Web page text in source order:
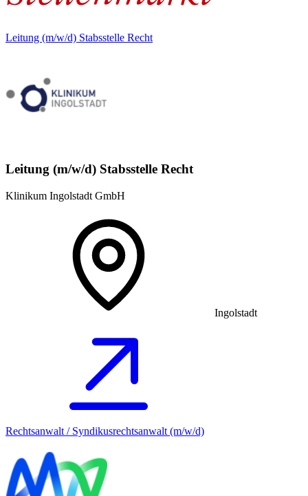
Leitung (m/w/d) Stabsstelle Recht
Leitung (m/w/d) Stabsstelle Recht
Klinikum Ingolstadt GmbH
Ingolstadt
Rechtsanwalt / Syndikusrechtsanwalt (m/w/d)